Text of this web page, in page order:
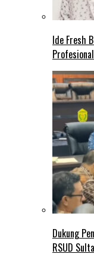
Ide Fresh
Profesional
Dukung
RSUD